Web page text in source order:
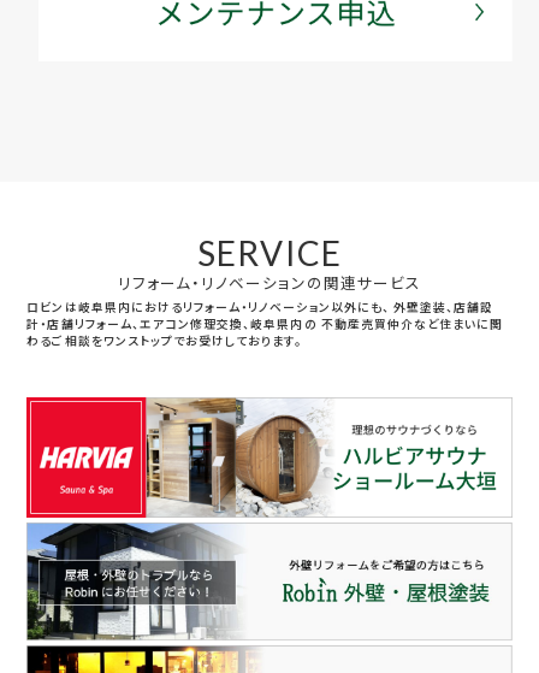
SERVICE
リフォーム・リノベーションの関連サービス
ロビンは岐阜県内におけるリフォーム・リノベーション以外にも、 外壁塗装、店舗設
計・店舗リフォーム、エアコン修理交換、岐阜県内の 不動産売買仲介など住まいに関
わるご相談をワンストップでお受けしております。